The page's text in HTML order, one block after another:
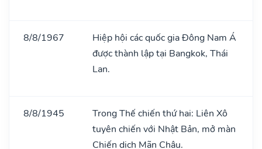
8/8/1967
Hiệp hội các quốc gia Đông Nam Á
được thành lập tại Bangkok, Thái
Lan.
8/8/1945
Trong Thế chiến thứ hai: Liên Xô
tuyên chiến với Nhật Bản, mở màn
Chiến dịch Mãn Châu.